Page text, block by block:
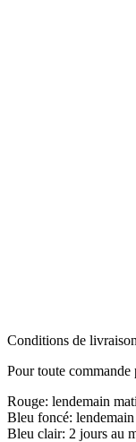
Conditions de livraison
Pour toute commande
Rouge: lendemain
Bleu foncé:
Bleu clair: 2 jours au